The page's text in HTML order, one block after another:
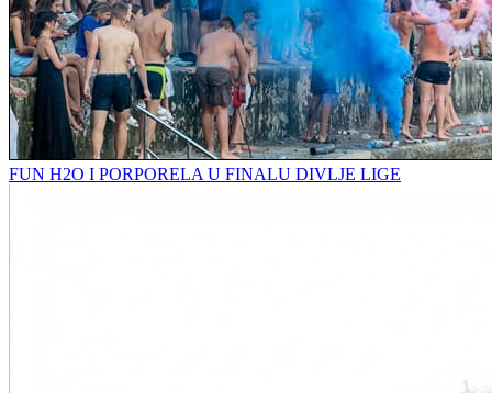
FUN H2O I PORPORELA U FINALU DIVLJE LIGE